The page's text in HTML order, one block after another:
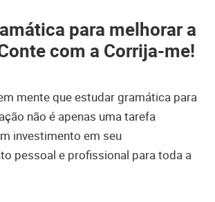
para melhorar a
com a Corrija-me!
mente que estudar gramática para
não é apenas uma tarefa
investimento em seu
pessoal e profissional para toda a